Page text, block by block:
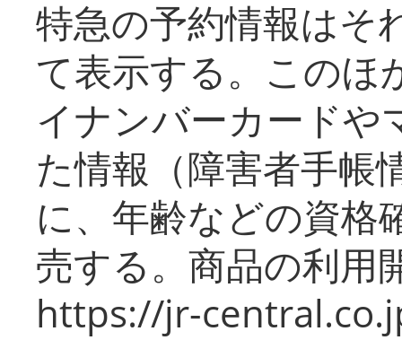
特急の予約情報はそ
て表示する。このほ
イナンバーカードや
た情報（障害者手帳
に、年齢などの資格
売する。商品の利用
https://jr-